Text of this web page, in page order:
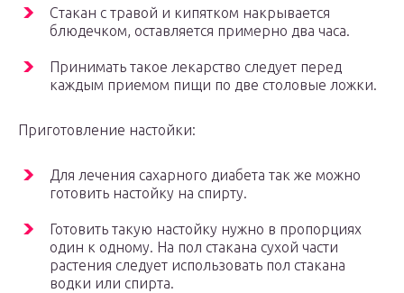
Стакан с травой и кипятком накрывается
блюдечком, оставляется примерно два часа.
Принимать такое лекарство следует перед
каждым приемом пищи по две столовые ложки.
Приготовление настойки:
Для лечения сахарного диабета так же можно
готовить настойку на спирту.
Готовить такую настойку нужно в пропорциях
один к одному. На пол стакана сухой части
растения следует использовать пол стакана
водки или спирта.